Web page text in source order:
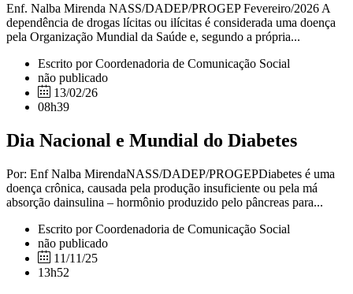
Enf. Nalba Mirenda NASS/DADEP/PROGEP Fevereiro/2026 A
dependência de drogas lícitas ou ilícitas é considerada uma doença
pela Organização Mundial da Saúde e, segundo a própria...
Escrito por Coordenadoria de Comunicação Social
não publicado
13/02/26
08h39
Dia Nacional e Mundial do Diabetes
Por: Enf Nalba MirendaNASS/DADEP/PROGEPDiabetes é uma
doença crônica, causada pela produção insuficiente ou pela má
absorção dainsulina – hormônio produzido pelo pâncreas para...
Escrito por Coordenadoria de Comunicação Social
não publicado
11/11/25
13h52